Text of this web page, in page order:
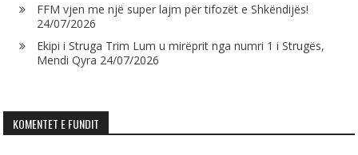
FFM vjen me një super lajm për tifozët e Shkëndijës!
24/07/2026
Ekipi i Struga Trim Lum u mirëprit nga numri 1 i Strugës,
Mendi Qyra 24/07/2026
KOMENTET E FUNDIT